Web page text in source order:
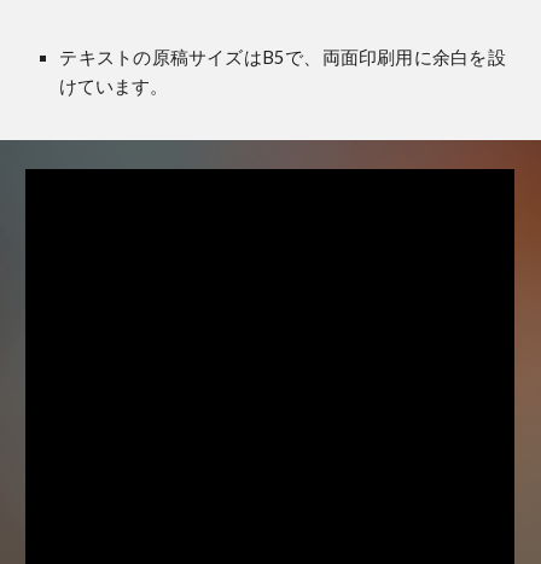
テキストの原稿サイズはB5で、両面印刷用に余白を設
けています。